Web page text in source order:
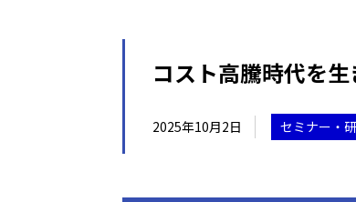
コスト高騰時代を
2025年10月2日 セミナー・